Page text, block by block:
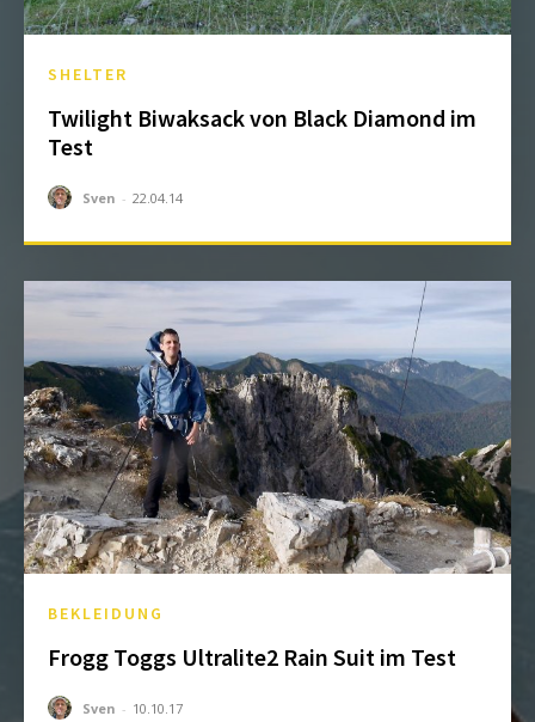
SHELTER
Twilight Biwaksack von Black Diamond im
Test
Sven - 22.04.14
BEKLEIDUNG
Frogg Toggs Ultralite2 Rain Suit im Test
Sven - 10.10.17